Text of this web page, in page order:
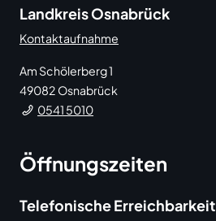
Landkreis Osnabrück
Kontaktaufnahme
Am Schölerberg 1
49082 Osnabrück
0541 5010
Öffnungszeiten
Telefonische Erreichbarkeit